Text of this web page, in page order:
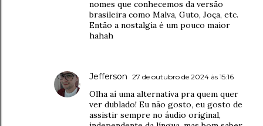
nomes que conhecemos da versão
brasileira como Malva, Guto, Joça, etc.
Então a nostalgia é um pouco maior
hahah
Jefferson 27 de outubro de 2024 às 15:16
Olha aí uma alternativa pra quem quer
ver dublado! Eu não gosto, eu gosto de
assistir sempre no áudio original,